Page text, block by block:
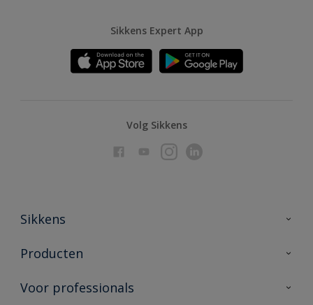
Sikkens Expert App
Volg Sikkens
Sikkens
Over Sikkens
Duurzaamheid
Producten
Producten voor binnen
Voor professionals